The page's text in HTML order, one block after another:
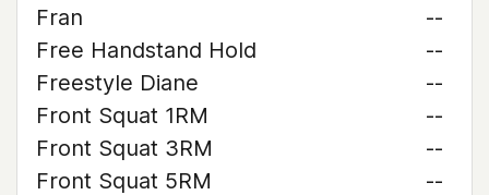
Fran
--
Free Handstand Hold
--
Freestyle Diane
--
Front Squat 1RM
--
Front Squat 3RM
--
Front Squat 5RM
--